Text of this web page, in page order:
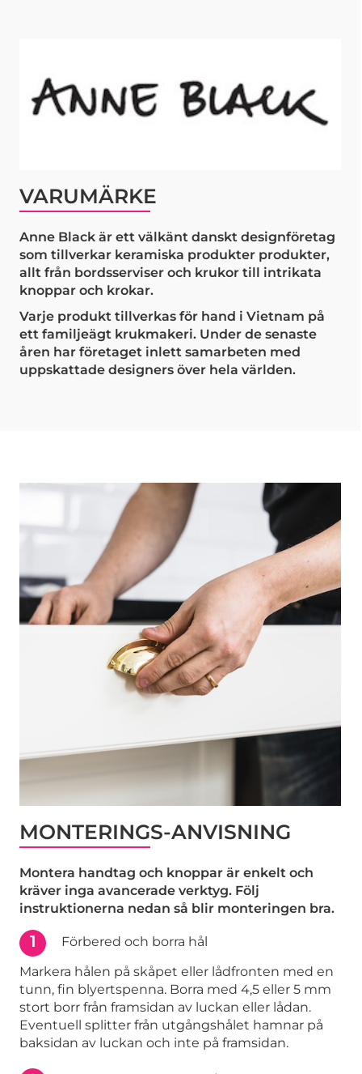
VARUMÄRKE
Anne Black är ett välkänt danskt designföretag
som tillverkar keramiska produkter produkter,
allt från bordsserviser och krukor till intrikata
knoppar och krokar.
Varje produkt tillverkas för hand i Vietnam på
ett familjeägt krukmakeri. Under de senaste
åren har företaget inlett samarbeten med
uppskattade designers över hela världen.
MONTERINGS-ANVISNING
Montera handtag och knoppar är enkelt och
kräver inga avancerade verktyg. Följ
instruktionerna nedan så blir monteringen bra.
1
Förbered och borra hål
Markera hålen på skåpet eller lådfronten med en
tunn, fin blyertspenna. Borra med 4,5 eller 5 mm
stort borr från framsidan av luckan eller lådan.
Eventuell splitter från utgångshålet hamnar på
baksidan av luckan och inte på framsidan.